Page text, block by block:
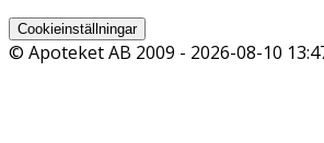
Cookieinställningar
© Apoteket AB 2009 - 2026-08-10